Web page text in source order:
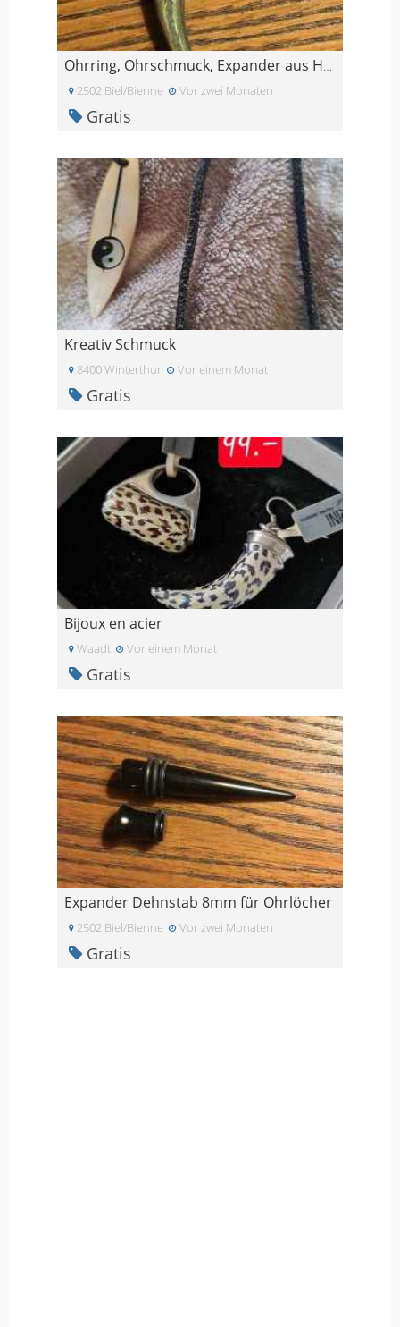
Ohrring, Ohrschmuck, Expander aus Holz 8mm
2502 Biel/Bienne Vor zwei Monaten
Gratis
Kreativ Schmuck
8400 Winterthur Vor einem Monat
Gratis
Bijoux en acier
Waadt Vor einem Monat
Gratis
Expander Dehnstab 8mm für Ohrlöcher
2502 Biel/Bienne Vor zwei Monaten
Gratis